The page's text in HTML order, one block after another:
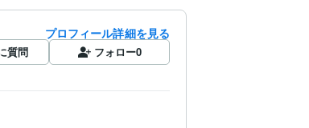
プロフィール詳細を見る
質問 フォロー0